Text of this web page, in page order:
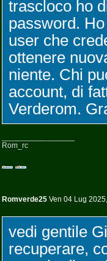
trascloco ho
password.
user che
ottenere
niente. Chi
account, di
Verderom.
Rom_rc
Romverde25 Ven 04 Lug
vedi gentile
recuperare,